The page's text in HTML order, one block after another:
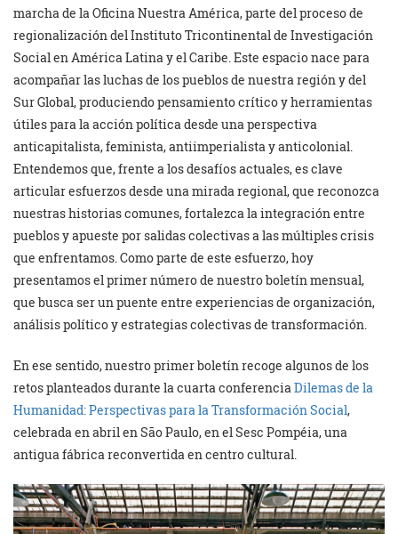
marcha de la Oficina Nuestra América, parte del proceso de
regionalización del Instituto Tricontinental de Investigación
Social en América Latina y el Caribe. Este espacio nace para
acompañar las luchas de los pueblos de nuestra región y del
Sur Global, produciendo pensamiento crítico y herramientas
útiles para la acción política desde una perspectiva
anticapitalista, feminista, antiimperialista y anticolonial.
Entendemos que, frente a los desafíos actuales, es clave
articular esfuerzos desde una mirada regional, que reconozca
nuestras historias comunes, fortalezca la integración entre
pueblos y apueste por salidas colectivas a las múltiples crisis
que enfrentamos. Como parte de este esfuerzo, hoy
presentamos el primer número de nuestro boletín mensual,
que busca ser un puente entre experiencias de organización,
análisis político y estrategias colectivas de transformación.
En ese sentido, nuestro primer boletín recoge algunos de los
retos planteados durante la cuarta conferenciaDilemas de la
Humanidad: Perspectivas para la Transformación Social,
celebrada en abril en São Paulo, en el Sesc Pompéia, una
antigua fábrica reconvertida en centro cultural.